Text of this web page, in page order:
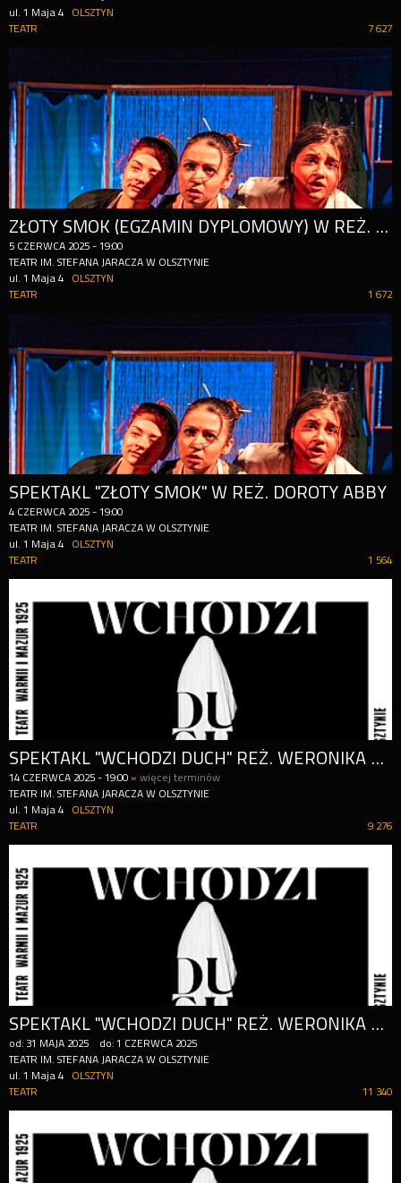
ul. 1 Maja 4
OLSZTYN
7 627
TEATR
ZŁOTY SMOK (EGZAMIN DYPLOMOWY) W REŻ. DOROTY ABBE
5 CZERWCA 2025 -19:00
TEATR IM. STEFANA JARACZA W OLSZTYNIE
ul. 1 Maja 4
OLSZTYN
1 672
TEATR
SPEKTAKL "ZŁOTY SMOK" W REŻ. DOROTY ABBY
4 CZERWCA 2025 -19:00
TEATR IM. STEFANA JARACZA W OLSZTYNIE
ul. 1 Maja 4
OLSZTYN
1 564
TEATR
SPEKTAKL "WCHODZI DUCH" REŻ. WERONIKA SZCZAWIŃSKA
14 CZERWCA 2025 -19:00 »więcej terminów
TEATR IM. STEFANA JARACZA W OLSZTYNIE
ul. 1 Maja 4
OLSZTYN
9 276
TEATR
SPEKTAKL "WCHODZI DUCH" REŻ. WERONIKA SZCZAWIŃSKA
od: 31 MAJA 2025 do:1 CZERWCA 2025
TEATR IM. STEFANA JARACZA W OLSZTYNIE
ul. 1 Maja 4
OLSZTYN
11 340
TEATR